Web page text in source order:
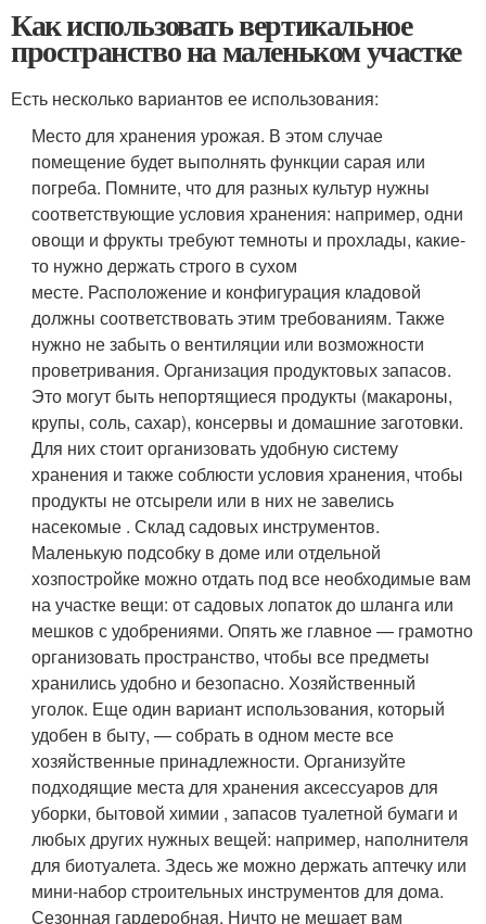
Как использовать вертикальное
пространство на маленьком участке
Есть несколько вариантов ее использования:
Место для хранения урожая. В этом случае
помещение будет выполнять функции сарая или
погреба. Помните, что для разных культур нужны
соответствующие условия хранения: например, одни
овощи и фрукты требуют темноты и прохлады, какие-
то нужно держать строго в сухом
месте. Расположение и конфигурация кладовой
должны соответствовать этим требованиям. Также
нужно не забыть о вентиляции или возможности
проветривания.Организация продуктовых запасов.
Это могут быть непортящиеся продукты (макароны,
крупы, соль, сахар), консервы и домашние заготовки.
Для них стоит организовать удобную систему
хранения и также соблюсти условия хранения, чтобы
продукты не отсырели или в них не завелись
насекомые .Склад садовых инструментов.
Маленькую подсобку в доме или отдельной
хозпостройке можно отдать под все необходимые вам
на участке вещи: от садовых лопаток до шланга или
мешков с удобрениями. Опять же главное — грамотно
организовать пространство, чтобы все предметы
хранились удобно и безопасно.Хозяйственный
уголок. Еще один вариант использования, который
удобен в быту, — собрать в одном месте все
хозяйственные принадлежности. Организуйте
подходящие места для хранения аксессуаров для
уборки, бытовой химии , запасов туалетной бумаги и
любых других нужных вещей: например, наполнителя
для биотуалета. Здесь же можно держать аптечку или
мини-набор строительных инструментов для дома.
Сезонная гардеробная. Ничто не мешает вам